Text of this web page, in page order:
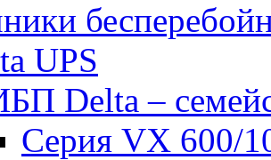
UPS
Delta –
Серия VX 600/